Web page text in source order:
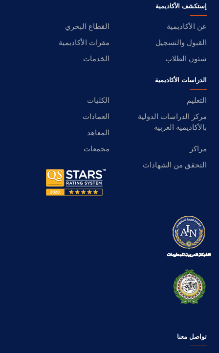
إستكشف الأكاديمية
عن الأكاديمية
القطاع البحري
القبول والتسجيل
مقرات الأكاديمية
شئون الطلاب
الخدمات
الدراسات الأكاديمية
التعليم
الكليات
مركز الدراسات الدولية
بالأكاديمية العربية
العمادات
المعاهد
مراكز
مجمعات
التحقق من الشهادات
تواصل معنا